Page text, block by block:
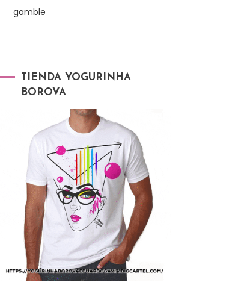
gamble
TIENDA YOGURINHA
BOROVA